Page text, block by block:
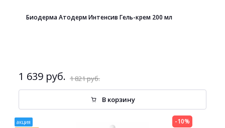
Биодерма Атодерм Интенсив Гель-крем 200 мл
1 639 руб. 1 821 руб.
В корзину
акция
-10%